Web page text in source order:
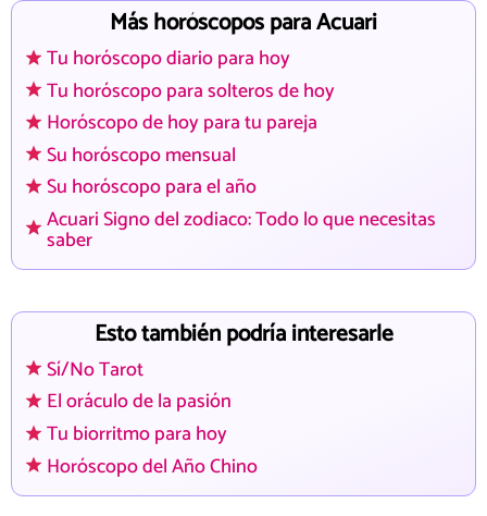
Más horóscopos para Acuari
Tu horóscopo diario para hoy
Tu horóscopo para solteros de hoy
Horóscopo de hoy para tu pareja
Su horóscopo mensual
Su horóscopo para el año
Acuari Signo del zodiaco: Todo lo que necesitas
saber
Esto también podría interesarle
Sí/No Tarot
El oráculo de la pasión
Tu biorritmo para hoy
Horóscopo del Año Chino